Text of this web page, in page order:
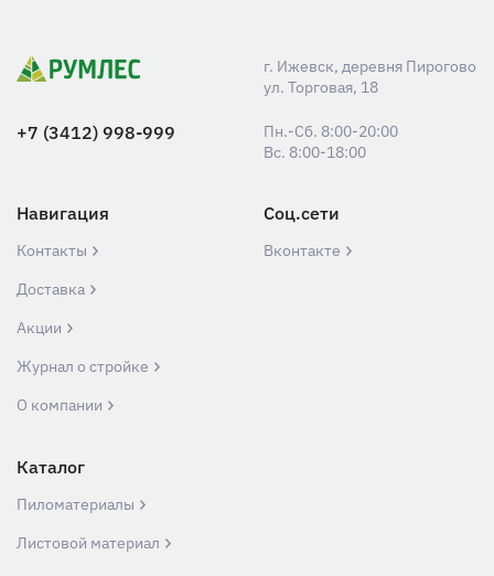
г. Ижевск, деревня Пирогово
ул. Торговая, 18
+7 (3412) 998-999
Пн.-Сб. 8:00-20:00
Вс. 8:00-18:00
Навигация
Контакты
Доставка
Акции
Журнал о стройке
О компании
Соц.сети
Вконтакте
Каталог
Пиломатериалы
Листовой материал